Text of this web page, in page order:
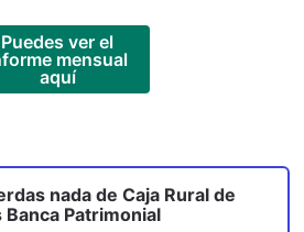
Puedes ver el
mensual
aquí
nada de Caja Rural de
Patrimonial